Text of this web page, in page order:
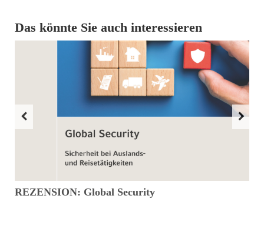
Das könnte Sie auch interessieren
REZENSION: Global Security